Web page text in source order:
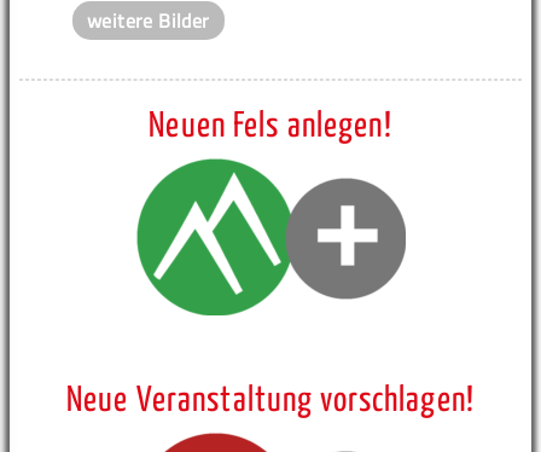
weitere Bilder
Neuen Fels anlegen!
Neue Veranstaltung vorschlagen!